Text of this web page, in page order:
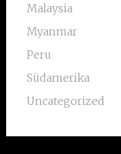
Malaysia
Myanmar
Peru
Südamerika
Uncategorized